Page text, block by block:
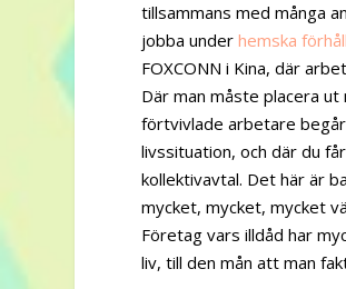
tillsammans med många
jobba underhemska
FOXCONN i Kina, där
Där man måste placera
förtvivlade arbetare
livssituation, och där du
kollektivavtal. Det här är
mycket, mycket, mycket
Företag vars illdåd har
liv, till den mån att man